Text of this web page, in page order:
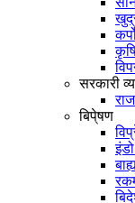
सरकारी
बिपे्षण